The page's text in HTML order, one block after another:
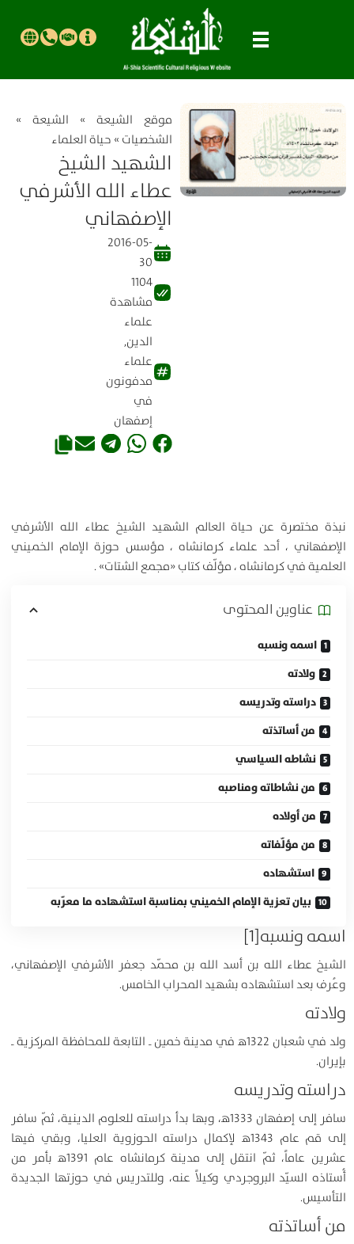
موقع الشیعة» الشيعة»
الشخصيات » حياة العلماء
الشهيد الشيخ
عطاء الله الأشرفي
الإصفهاني
2016-05-
30
1104
مشاهدة
علماء
الدين,
علماء
مدفونون
في
إصفهان
نبذة مختصرة عن حياة العالم الشهيد الشيخ عطاء الله الأشرفي
الإصفهاني ، أحد علماء كرمانشاه ، مؤسس حوزة الإمام الخميني
العلمية في كرمانشاه ، مؤلّف كتاب «مجمع الشتات» .
عناوين المحتوی
اسمه ونسبه
ولادته
دراسته وتدريسه
من أساتذته
نشاطه السياسي
من نشاطاته ومناصبه
من أولاده
من مؤلّفاته
استشهاده
بيان تعزية الإمام الخميني بمناسبة استشهاده ما معرّبه
اسمه ونسبه[1]
الشيخ عطاء الله بن أسد الله بن محمّد جعفر الأشرفي الإصفهاني،
وعُرف بعد استشهاده بشهيد المحراب الخامس.
ولادته
ولد في شعبان 1322ﻫ في مدينة خمين ـ التابعة للمحافظة المركزية ـ
بإيران.
دراسته وتدريسه
سافر إلى إصفهان 1333ﻫ، وبها بدأ دراسته للعلوم الدينية، ثمّ سافر
إلى قم عام 1343ﻫ لإكمال دراسته الحوزوية العليا، وبقي فيها
عشرين عاماً، ثمّ انتقل إلى مدينة كرمانشاه عام 1391ﻫ بأمر من
أُستاذه السيّد البروجردي وكيلاً عنه، وللتدريس في حوزتها الجديدة
التأسيس.
من أساتذته